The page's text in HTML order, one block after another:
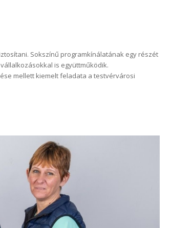
Sokszínű programkínálatának egy részét
is együttműködik.
mellett kiemelt feladata a testvérvárosi